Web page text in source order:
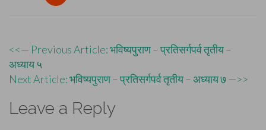
Post
navigation
<<— Previous Article: भविष्यपुराण – प्रतिसर्गपर्व तृतीय –
अध्याय ५
Next Article: भविष्यपुराण – प्रतिसर्गपर्व तृतीय – अध्याय ७ —>>
Leave a Reply